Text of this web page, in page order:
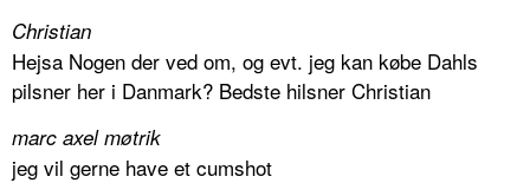
Christian
Hejsa Nogen der ved om, og evt. jeg kan købe Dahls
pilsner her i Danmark? Bedste hilsner Christian
marc axel møtrik
jeg vil gerne have et cumshot